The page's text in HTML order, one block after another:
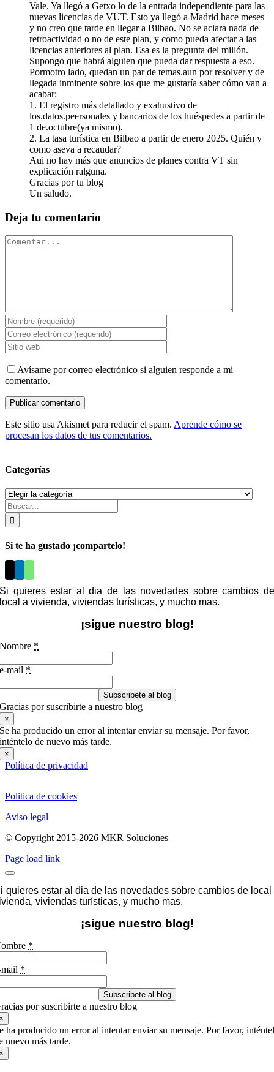
Vale. Ya llegó a Getxo lo de la entrada independiente para las
nuevas licencias de VUT. Esto ya llegó a Madrid hace meses
y no creo que tarde en llegar a Bilbao. No se aclara nada de
retroactividad o no de este plan, y como pueda afectar a las
licencias anteriores al plan. Esa es la pregunta del millón.
Supongo que habrá alguien que pueda dar respuesta a eso.
Pormotro lado, quedan un par de temas.aun por resolver y de
llegada inminente sobre los que me gustaría saber cómo van a
acabar:
1. El registro más detallado y exahustivo de
los.datos.peersonales y bancarios de los huéspedes a partir de
1 de.octubre(ya mismo).
2. La tasa turística en Bilbao a partir de enero 2025. Quién y
como aseva a recaudar?
Aui no hay más que anuncios de planes contra VT sin
explicación ralguna.
Gracias por tu blog
Un saludo.
Deja tu comentario
Comentar
Avísame por correo electrónico si alguien responde a mi
comentario.
Este sitio usa Akismet para reducir el spam. Aprende cómo se
procesan los datos de tus comentarios.
Categorías
Categorías
Buscar:
Si te ha gustado ¡compartelo!
Si quieres estar al dia de las novedades sobre cambios de
local a vivienda, viviendas turísticas, y mucho mas.
¡sigue nuestro blog!
Nombre *
e-mail *
Subscribete al blog
Gracias por suscribirte a nuestro blog
×
Se ha producido un error al intentar enviar su mensaje. Por favor,
inténtelo de nuevo más tarde.
×
Política de privacidad
Politica de cookies
Aviso legal
© Copyright 2015-2026 MKR Soluciones
Page load link
quieres estar al dia de las novedades sobre cambios de local
viviendas turísticas, y mucho mas.
¡sigue nuestro blog!
*
*
Subscribete al blog
por suscribirte a nuestro blog
ha producido un error al intentar enviar su mensaje. Por favor,
nuevo más tarde.